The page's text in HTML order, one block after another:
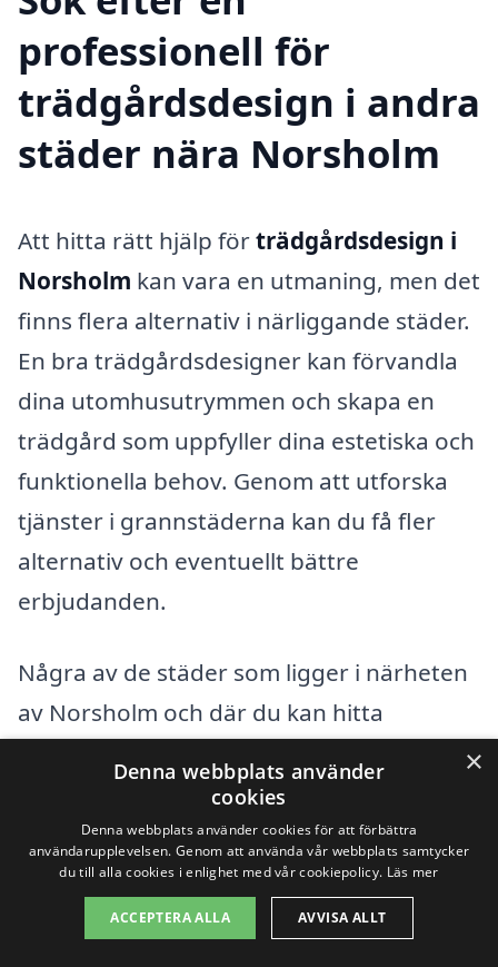
professionell för
trädgårdsdesign i andra
städer nära Norsholm
Att hitta rätt hjälp förträdgårdsdesign i
Norsholm kan vara en utmaning, men det
finns flera alternativ i närliggande städer.
En bra trädgårdsdesigner kan förvandla
dina utomhusutrymmen och skapa en
trädgård som uppfyller dina estetiska och
funktionella behov. Genom att utforska
tjänster i grannstäderna kan du få fler
alternativ och eventuellt bättre
erbjudanden.
Några av de städer som ligger i närheten
av Norsholm och där du kan hitta
Bergslagsbyn
Grytgölen
×
Denna webbplats använder
cookies
Denna webbplats använder cookies för att förbättra
användarupplevelsen. Genom att använda vår webbplats samtycker
du till alla cookies i enlighet med vår cookiepolicy. Läs mer
ACCEPTERA ALLA AVVISA ALLT